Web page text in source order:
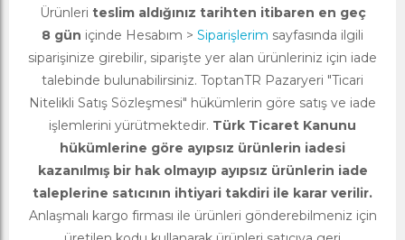
Ürünleri teslim aldığınız tarihten itibaren en geç
8 gün içinde Hesabım > Siparişlerim sayfasında ilgili
siparişinize girebilir, siparişte yer alan ürünleriniz için iade
talebinde bulunabilirsiniz. ToptanTR Pazaryeri "Ticari
Nitelikli Satış Sözleşmesi" hükümlerin göre satış ve iade
işlemlerini yürütmektedir. Türk Ticaret Kanunu
hükümlerine göre ayıpsız ürünlerin iadesi
kazanılmış bir hak olmayıp ayıpsız ürünlerin iade
taleplerine satıcının ihtiyari takdiri ile karar verilir.
Anlaşmalı kargo firması ile ürünleri gönderebilmeniz için